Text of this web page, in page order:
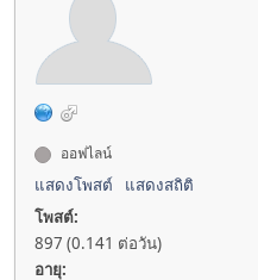
ออฟไลน์
แสดงโพสต์
แสดงสถิติ
โพสต์:
897 (0.141 ต่อวัน)
อายุ: